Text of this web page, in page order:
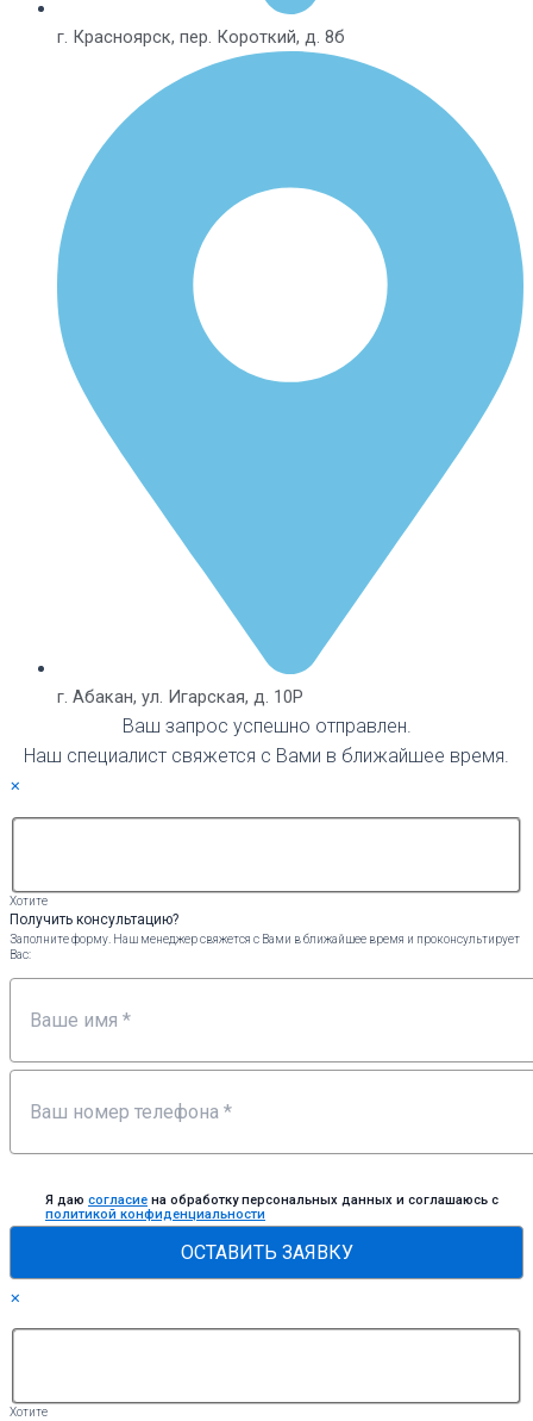
г. Красноярск, пер. Короткий, д. 8б
г. Абакан, ул. Игарская, д. 10Р
Ваш запрос успешно отправлен.
Наш специалист свяжется с Вами в ближайшее время.
×
Хотите
Получить консультацию?
Заполните форму. Наш менеджер свяжется с Вами в ближайшее время и проконсультирует
Вас:
Я даю согласие на обработку персональных данных и соглашаюсь c
политикой конфиденциальности
×
Хотите